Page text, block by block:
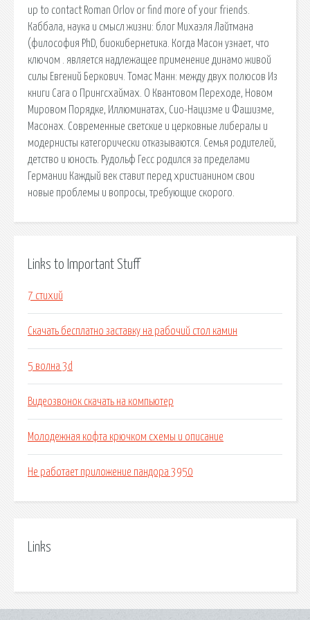
up to contact Roman Orlov or find more of your friends.
Каббала, наука и смысл жизни: блог Михаэля Лайтмана
(философия PhD, биокибернетика. Когда Масон узнает, что
ключом . является надлежащее применение динамо живой
силы Евгений Беркович. Томас Манн: между двух полюсов Из
книги Сага о Прингсхаймах. О Квантовом Переходе, Новом
Мировом Порядке, Иллюминатах, Сио-Нацизме и Фашизме,
Масонах. Современные светские и церковные либералы и
модернисты категорически отказываются. Семья родителей,
детство и юность. Рудольф Гесс родился за пределами
Германии Каждый век ставит перед христианином свои
новые проблемы и вопросы, требующие скорого.
Links to Important Stuff
7 стихий
Скачать бесплатно заставку на рабочий стол камин
5 волна 3d
Видеозвонок скачать на компьютер
Молодежная кофта крючком схемы и описание
Не работает приложение пандора 3950
Links